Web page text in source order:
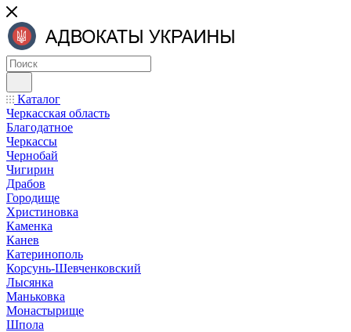
Каталог
Черкасская область
Благодатное
Черкассы
Чернобай
Чигирин
Драбов
Городище
Христиновка
Каменка
Канев
Катеринополь
Корсунь-Шевченковский
Лысянка
Маньковка
Монастырище
Шпола